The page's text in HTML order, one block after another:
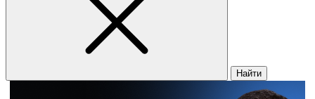
Найти